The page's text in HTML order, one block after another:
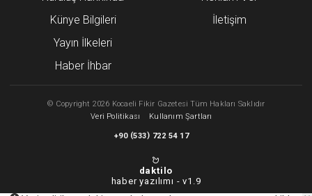
Künye Bilgileri
Yayın İlkeleri
Haber İhbar
İletişim
© Copyright 2026 Kocaeli Fikir Gazetesi Tüm Hakları Saklıdır
Veri Politikası
Kullanım Şartları
+90 (533) 722 54 17
daktilo
haber yazılımı -v1.9